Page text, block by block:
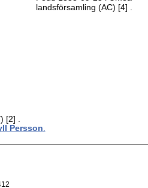
landsförsamling (AC) [4]
[2] .
Persson.